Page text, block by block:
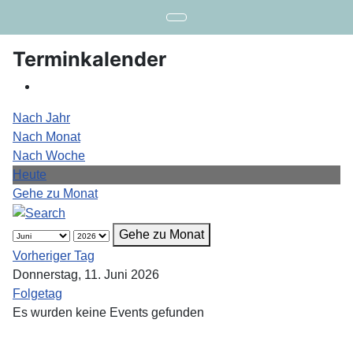
Terminkalender
Nach Jahr
Nach Monat
Nach Woche
Heute
Gehe zu Monat
Gehe zu Monat
Vorheriger Tag
Donnerstag, 11. Juni 2026
Folgetag
Es wurden keine Events gefunden